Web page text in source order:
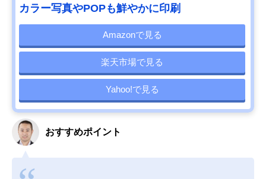
カラー写真やPOPも鮮やかに印刷
Amazonで見る
楽天市場で見る
Yahoo!で見る
おすすめポイント